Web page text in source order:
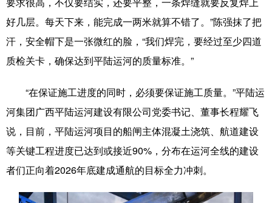
好几层。每天下来，能完成一两米就算不错了。”陈强抹了把
汗，安全帽下是一张微红的脸，“我们焊完，要经过至少四道
质检关卡，确保达到平陆运河的质量标准。”
“在保证施工进度的同时，必须要保证施工质量。”平陆运
河集团广西平陆运河建设有限公司党委书记、董事长程耀飞
说，目前，平陆运河项目的船闸主体混凝土浇筑、航道建设
等关键工程进度已达到或接近90%，分布在运河全线的建设
者们正向着2026年底建成通航的目标全力冲刺。